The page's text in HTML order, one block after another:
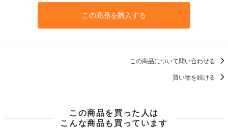
この商品を購入する
この商品について問い合わせる
買い物を続ける
この商品を買った人は
こんな商品も買っています